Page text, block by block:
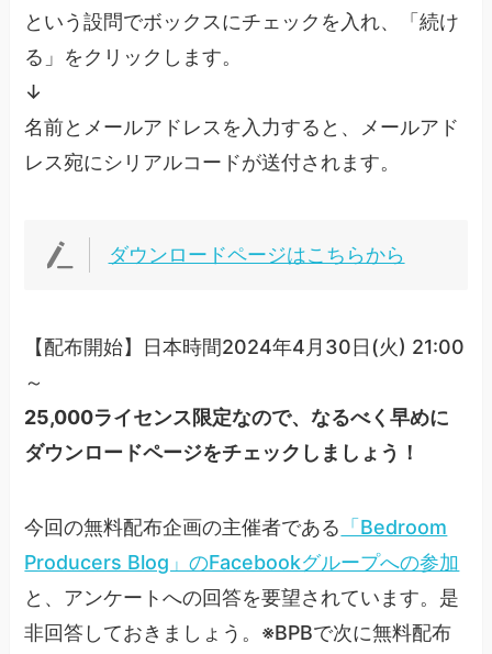
という設問でボックスにチェックを入れ、「続け
る」をクリックします。
↓
名前とメールアドレスを入力すると、メールアド
レス宛にシリアルコードが送付されます。
ダウンロードページはこちらから
【配布開始】日本時間2024年4月30日(火) 21:00
～
25,000ライセンス限定なので、なるべく早めに
ダウンロードページをチェックしましょう！
今回の無料配布企画の主催者である 「Bedroom
Producers Blog」のFacebookグループへの参加
と、アンケートへの回答を要望されています。是
非回答しておきましょう。※BPBで次に無料配布